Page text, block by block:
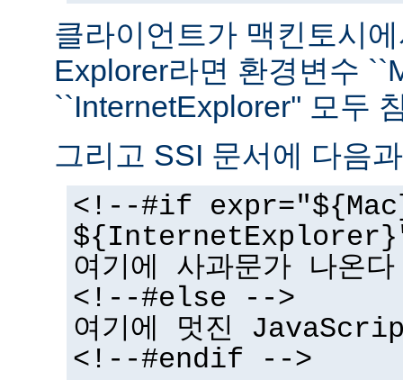
클라이언트가 맥킨토시
Explorer라면 환경변수
``InternetExplorer'' 모두
그리고 SSI 문서에 다음
<!--#if
여기에 사과문가 나온다
<!--#else -->
여기에 멋진
<!--#endif -->